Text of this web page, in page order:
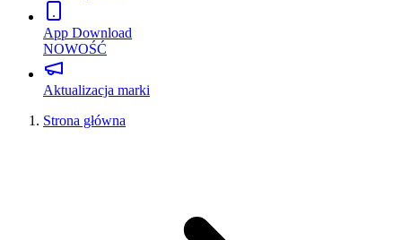
App Download
NOWOŚĆ
Aktualizacja marki
Strona główna